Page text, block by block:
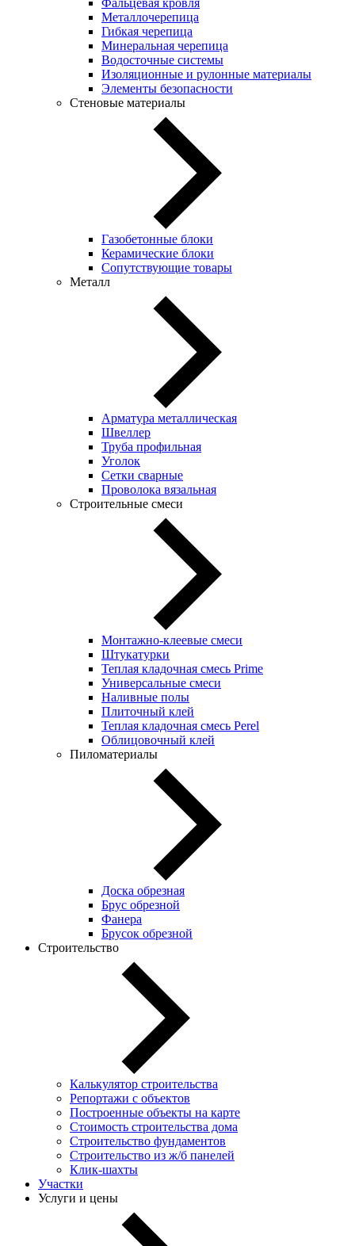
Металлочерепица
Гибкая черепица
Минеральная черепица
Водосточные системы
Изоляционные и рулонные материалы
Элементы безопасности
Стеновые материалы
Газобетонные блоки
Керамические блоки
Сопутствующие товары
Металл
Арматура металлическая
Швеллер
Труба профильная
Уголок
Сетки сварные
Проволока вязальная
Строительные смеси
Монтажно-клеевые смеси
Штукатурки
Теплая кладочная смесь Prime
Универсальные смеси
Наливные полы
Плиточный клей
Теплая кладочная смесь Perel
Облицовочный клей
Пиломатериалы
Доска обрезная
Брус обрезной
Фанера
Брусок обрезной
Строительство
Калькулятор строительства
Репортажи с объектов
Построенные объекты на карте
Стоимость строительства дома
Строительство фундаментов
Строительство из ж/б панелей
Клик-шахты
Участки
Услуги и цены